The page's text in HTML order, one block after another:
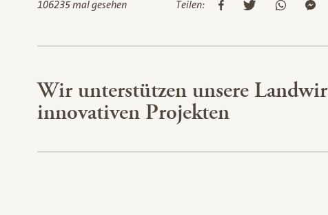
106235 mal gesehen Teilen:
Wir unterstützen unsere
innovativen Projekten